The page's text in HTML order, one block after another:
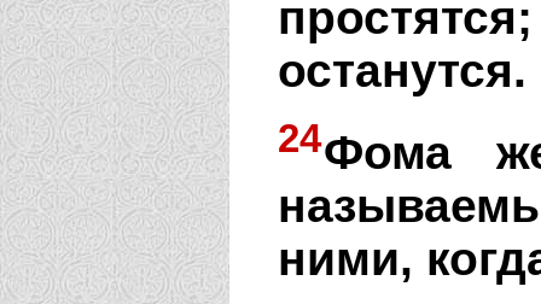
останутся.
24Фома
ними,